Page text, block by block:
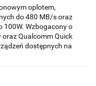
oplotem,
do 480 MB/s oraz
100W. Wzbogacony o
oraz Qualcomm Quick
dostępnych na